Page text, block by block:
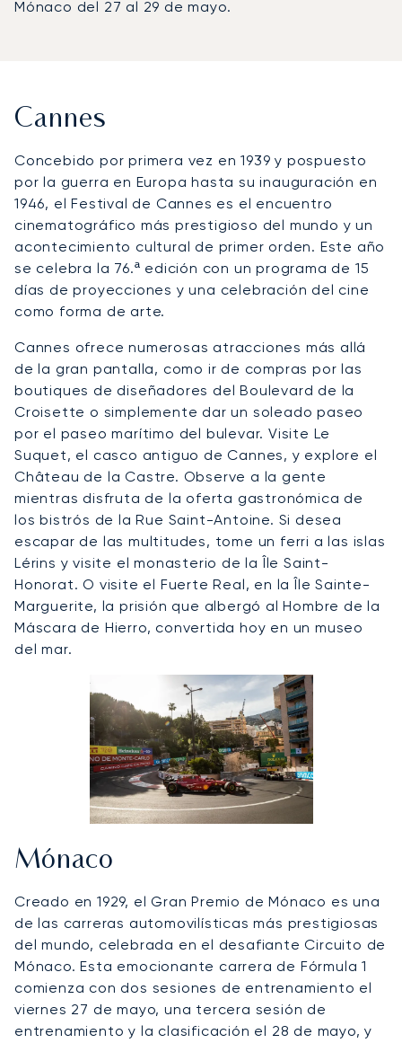
Mónaco del 27 al 29 de mayo.
Cannes
Concebido por primera vez en 1939 y pospuesto
por la guerra en Europa hasta su inauguración en
1946, el Festival de Cannes es el encuentro
cinematográfico más prestigioso del mundo y un
acontecimiento cultural de primer orden. Este año
se celebra la 76.ª edición con un programa de 15
días de proyecciones y una celebración del cine
como forma de arte.
Cannes ofrece numerosas atracciones más allá
de la gran pantalla, como ir de compras por las
boutiques de diseñadores del Boulevard de la
Croisette o simplemente dar un soleado paseo
por el paseo marítimo del bulevar. Visite Le
Suquet, el casco antiguo de Cannes, y explore el
Château de la Castre. Observe a la gente
mientras disfruta de la oferta gastronómica de
los bistrós de la Rue Saint-Antoine. Si desea
escapar de las multitudes, tome un ferri a las islas
Lérins y visite el monasterio de la Île Saint-
Honorat. O visite el Fuerte Real, en la Île Sainte-
Marguerite, la prisión que albergó al Hombre de la
Máscara de Hierro, convertida hoy en un museo
del mar.
Mónaco
Creado en 1929, el Gran Premio de Mónaco es una
de las carreras automovilísticas más prestigiosas
del mundo, celebrada en el desafiante Circuito de
Mónaco. Esta emocionante carrera de Fórmula 1
comienza con dos sesiones de entrenamiento el
viernes 27 de mayo, una tercera sesión de
entrenamiento y la clasificación el 28 de mayo, y